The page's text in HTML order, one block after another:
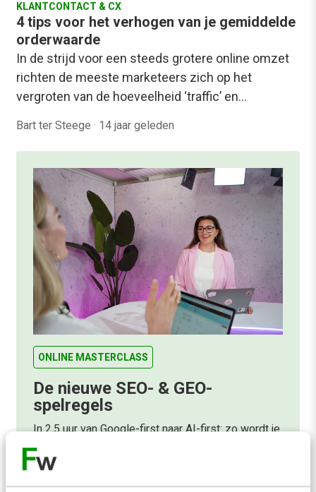
KLANTCONTACT & CX
4 tips voor het verhogen van je gemiddelde
orderwaarde
In de strijd voor een steeds grotere online omzet
richten de meeste marketeers zich op het
vergroten van de hoeveelheid ‘traffic’ en…
Bart ter Steege · 14 jaar geleden
ONLINE MASTERCLASS
De nieuwe SEO- & GEO-
spelregels
In 2,5 uur van Google-first naar AI-first: zo wordt je
content beter gevonden. Schrijf je in en bekijk
direct.
Meer weten